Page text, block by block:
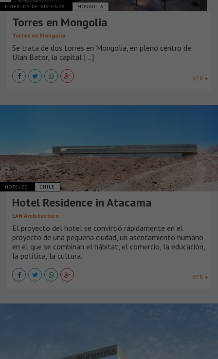
EDIFICIOS DE VIVIENDA MONGOLIA
Torres en Mongolia
Torres en Mongolia
Se trata de dos torres en Mongolia, en pleno centro de
Ulan Bator, la capital [...]
VER +
HOTELES CHILE
Hotel Residence in Atacama
LAN Architecture
El proyecto del hotel se convirtió rápidamente en el
proyecto de una pequeña ciudad, un asentamiento humano
en el que se combinan el hábitat, el comercio, la educación,
la política, la cultura.
VER +